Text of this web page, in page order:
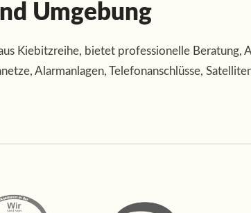
Umgebung
Kiebitzreihe, bietet professionelle Beratung,
Alarmanlagen, Telefonanschlüsse,